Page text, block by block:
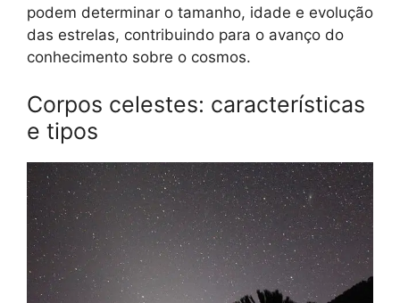
podem determinar o tamanho, idade e evolução
das estrelas, contribuindo para o avanço do
conhecimento sobre o cosmos.
Corpos celestes: características
e tipos